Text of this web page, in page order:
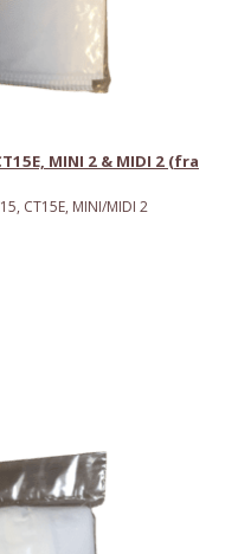
MINI 2 & MIDI 2 (fra
CT15E, MINI/MIDI 2